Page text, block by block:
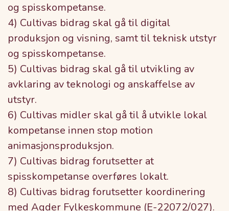
og spisskompetanse.
4) Cultivas bidrag skal gå til digital
produksjon og visning, samt til teknisk utstyr
og spisskompetanse.
5) Cultivas bidrag skal gå til utvikling av
avklaring av teknologi og anskaffelse av
utstyr.
6) Cultivas midler skal gå til å utvikle lokal
kompetanse innen stop motion
animasjonsproduksjon.
7) Cultivas bidrag forutsetter at
spisskompetanse overføres lokalt.
8) Cultivas bidrag forutsetter koordinering
med Agder Fylkeskommune (E-22072/027).